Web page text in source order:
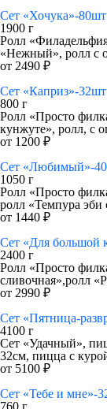
Сет «Хочука»-80шт
1900 г
Ролл
«Нежный», ролл с
от 2490 ₽
Сет «Каприз»-32шт
800 г
Ролл «Просто
кунжуте», ролл, с
от 1200 ₽
Сет «Любимый»-
1050 г
Ролл «Просто
ролл «Темпура эби
от 1440 ₽
Сет «Для большой
2400 г
Ролл «Просто
сливочная»,ролл
от 2990 ₽
Сет «Пятница-
4100 г
Сет «Удачный»,
32см, пицца с
от 5100 ₽
Сет «Тебе и мне»-
760 г